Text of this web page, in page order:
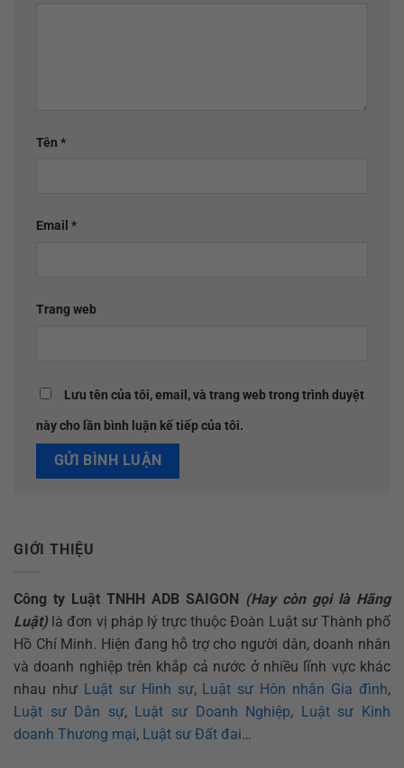
Tên *
Email *
Trang web
Lưu tên của tôi, email, và trang web trong trình duyệt
này cho lần bình luận kế tiếp của tôi.
GIỚI THIỆU
Công ty Luật TNHH ADB SAIGON (Hay còn gọi là Hãng
Luật) là đơn vị pháp lý trực thuộc Đoàn Luật sư Thành phố
Hồ Chí Minh. Hiện đang hỗ trợ cho người dân, doanh nhân
và doanh nghiệp trên khắp cả nước ở nhiều lĩnh vực khác
nhau như Luật sư Hình sự, Luật sư Hôn nhân Gia đình,
Luật sư Dân sự, Luật sư Doanh Nghiệp, Luật sư Kinh
doanh Thương mại, Luật sư Đất đai…